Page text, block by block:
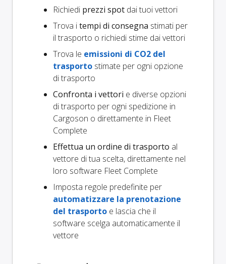
Richiedi prezzi spot dai tuoi vettori
Trova itempi di consegna stimati per
il trasporto o richiedi stime dai vettori
Trova le emissioni di CO2 del
trasporto stimate per ogni opzione
di trasporto
Confronta i vettori e diverse opzioni
di trasporto per ogni spedizione in
Cargoson o direttamente in Fleet
Complete
Effettua un ordine di trasporto al
vettore di tua scelta, direttamente nel
loro software Fleet Complete
Imposta regole predefinite per
automatizzare la prenotazione
del trasporto e lascia che il
software scelga automaticamente il
vettore